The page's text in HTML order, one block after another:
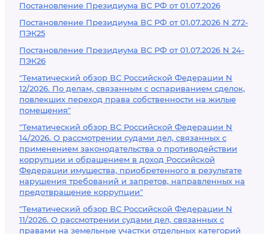
Постановление Президиума ВС РФ от 01.07.2026
Постановление Президиума ВС РФ от 01.07.2026 N 272-
ПЭК25
Постановление Президиума ВС РФ от 01.07.2026 N 24-
ПЭК26
"Тематический обзор ВС Российской Федерации N
12/2026. По делам, связанным с оспариванием сделок,
повлекших переход права собственности на жилые
помещения"
"Тематический обзор ВС Российской Федерации N
14/2026. О рассмотрении судами дел, связанных с
применением законодательства о противодействии
коррупции и обращением в доход Российской
Федерации имущества, приобретенного в результате
нарушения требований и запретов, направленных на
предотвращение коррупции"
"Тематический обзор ВС Российской Федерации N
11/2026. О рассмотрении судами дел, связанных с
правами на земельные участки отдельных категорий